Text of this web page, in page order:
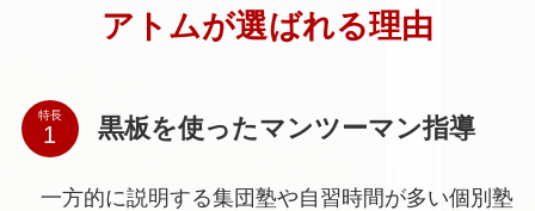
アトムが選ばれる理由
特長 黒板を使ったマンツーマン指導
一方的に説明する集団塾や自習時間が多い個別塾